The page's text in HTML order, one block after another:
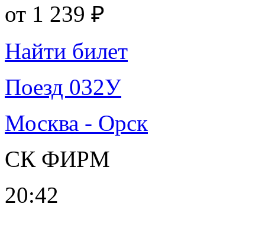
от 1 239 ₽
Найти билет
Поезд 032У
Москва - Орск
СК ФИРМ
20:42